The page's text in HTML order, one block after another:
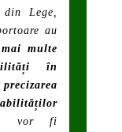
Lege,
au
multe
în
vor fi